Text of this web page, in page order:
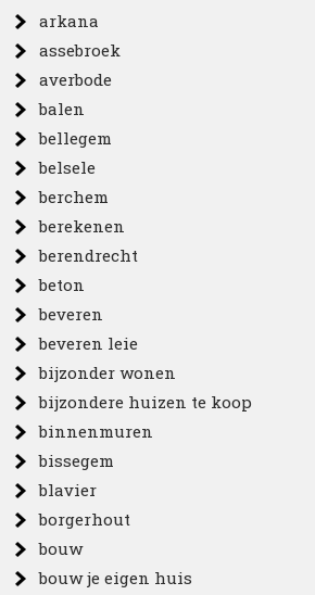
arkana
assebroek
averbode
balen
bellegem
belsele
berchem
berekenen
berendrecht
beton
beveren
beveren leie
bijzonder wonen
bijzondere huizen te koop
binnenmuren
bissegem
blavier
borgerhout
bouw
bouw je eigen huis